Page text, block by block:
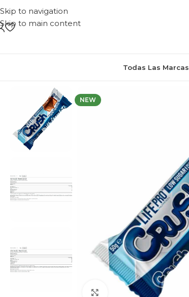
Skip to navigation
Skip to main content
Todas Las Marcas
NEW
Click to enlarge